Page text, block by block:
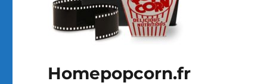
Homepopcorn.fr